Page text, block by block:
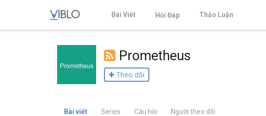
Bài Viết Hỏi Đáp Thảo Luận
Prometheus
Theo dõi
Bài viết Series Câu hỏi Người theo dõi